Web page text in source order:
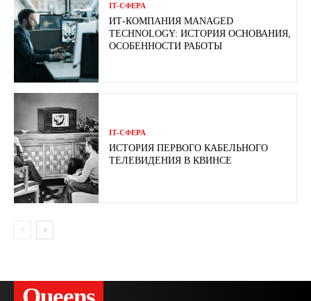
ІТ-СФЕРА
ИТ-КОМПАНИЯ MANAGED
TECHNOLOGY: ИСТОРИЯ ОСНОВАНИЯ,
ОСОБЕННОСТИ РАБОТЫ
ІТ-СФЕРА
ИСТОРИЯ ПЕРВОГО КАБЕЛЬНОГО
ТЕЛЕВИДЕНИЯ В КВИНСЕ